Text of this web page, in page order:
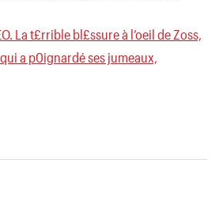
La t£rrible bl£ssure à l’oeil de Zoss,
a p0ignardé ses jumeaux,